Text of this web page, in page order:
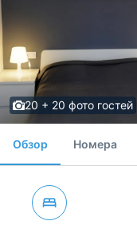
20 + 20 фото гостей
Обзор Номера